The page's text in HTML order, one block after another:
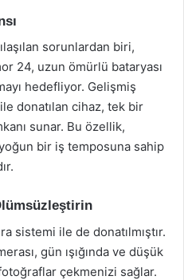
sorunlardan biri,
24, uzun ömürlü bataryası
hedefliyor. Gelişmiş
donatılan cihaz, tek bir
sunar. Bu özellik,
bir iş temposuna sahip
sistemi ile de donatılmıştır.
gün ışığında ve düşük
çekmenizi sağlar.